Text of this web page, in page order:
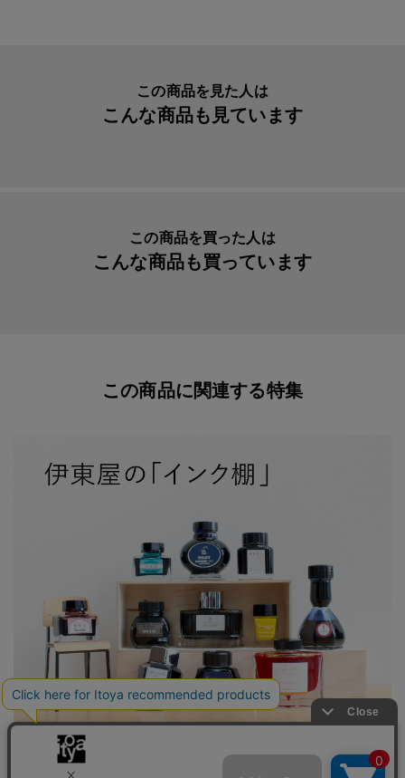
日本
１本
この商品を見た人は
こんな商品も見ています
この商品を買った人は
こんな商品も買っています
この商品に関連する特集
伊東屋の「インク棚」 オンラインストアのインクが大集